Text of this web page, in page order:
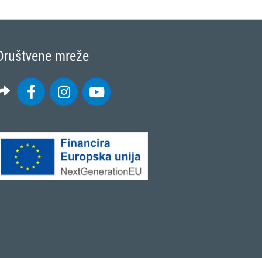
mreže